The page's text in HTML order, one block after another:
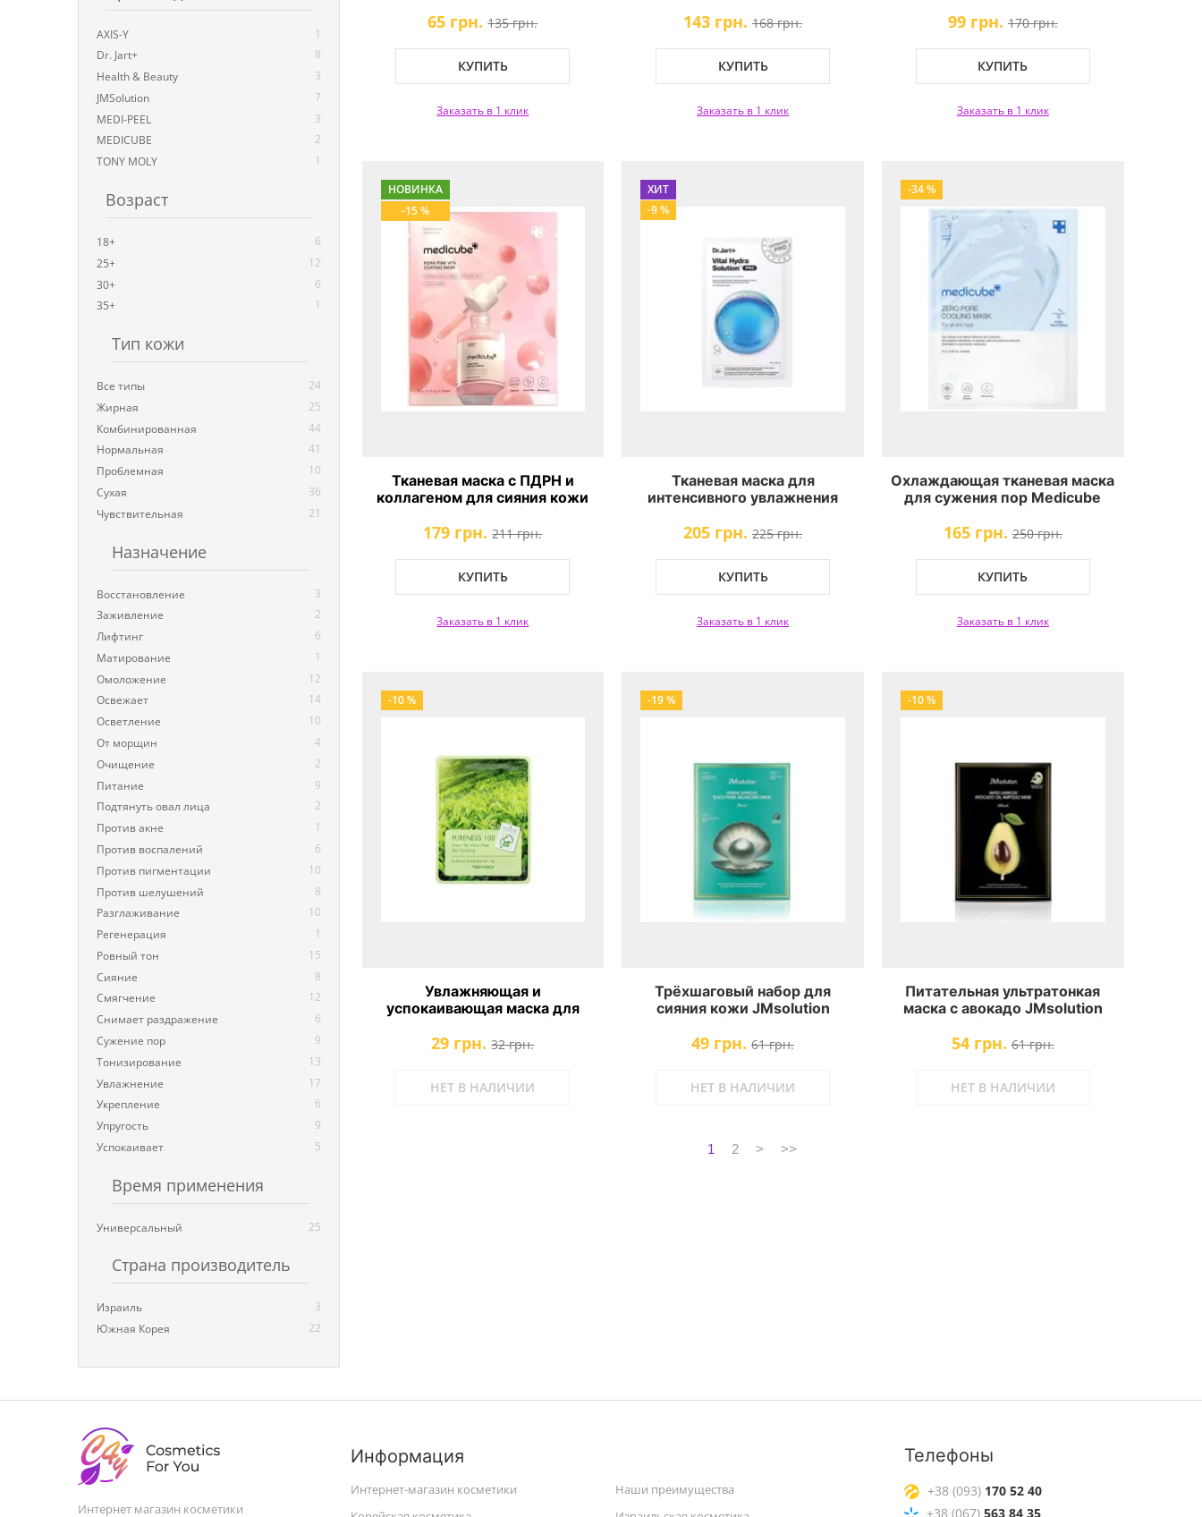
AXIS-Y
1
Dr. Jart+
8
Health & Beauty
3
JMSolution
7
MEDI-PEEL
3
MEDICUBE
2
TONY MOLY
1
Возраст
18+
6
25+
12
30+
6
35+
1
Тип кожи
Все типы
24
Жирная
25
Комбинированная
44
Нормальная
41
Проблемная
10
Сухая
36
Чувствительная
21
Назначение
Восстановление
3
Заживление
2
Лифтинг
6
Матирование
1
Омоложение
12
Освежает
14
Осветление
10
От морщин
4
Очищение
2
Питание
9
Подтянуть овал лица
2
Против акне
1
Против воспалений
6
Против пигментации
10
Против шелушений
8
Разглаживание
10
Регенерация
1
Ровный тон
15
Сияние
8
Смягчение
12
Снимает раздражение
6
Сужение пор
9
Тонизирование
13
Увлажнение
17
Укрепление
6
Упругость
9
Успокаивает
5
Время применения
Универсальный 25
Страна производитель
Израиль
3
Южная Корея
22
Porecting Solution
65 грн. 135 грн.
КУПИТЬ
Заказать в 1 клик
Green Vital Energy Complex
Mask
143 грн. 168 грн.
КУПИТЬ
Заказать в 1 клик
99 грн. 170 грн.
КУПИТЬ
Заказать в 1 клик
НОВИНКА
-15 %
Тканевая маска с ПДРН и
коллагеном для сияния кожи
medicube PDRN Pink Vita
Coating Mask
179 грн. 211 грн.
КУПИТЬ
Заказать в 1 клик
ХИТ
-9 %
Тканевая маска для
интенсивного увлажнения
Dr.Jart+ Vital Hydra Solution
205 грн. 225 грн.
КУПИТЬ
Заказать в 1 клик
-34 %
Охлаждающая тканевая маска
для сужения пор Medicube
Zero Pore Cooling Mask
165 грн. 250 грн.
КУПИТЬ
Заказать в 1 клик
-10 %
Увлажняющая и
успокаивающая маска для
лица с экстрактом зелёного
чая Tony Moly Pureness 100
Green Tea Mask Sheet
29 грн. 32 грн.
НЕТ В НАЛИЧИИ
-19 %
Трёхшаговый набор для
сияния кожи JMsolution
Marine Luminous Black Pearl
Balancing Mask
49 грн. 61 грн.
НЕТ В НАЛИЧИИ
-10 %
Питательная ультратонкая
маска с авокадо JMsolution
Water Luminous Avocado Oil
Ampoule Mask
54 грн. 61 грн.
НЕТ В НАЛИЧИИ
1 2 > >>
Интернет магазин косметики
Информация
Интернет-магазин косметики
Наши преимущества
Телефоны
+38 (093) 170 52 40
+38 (067) 563 84 35